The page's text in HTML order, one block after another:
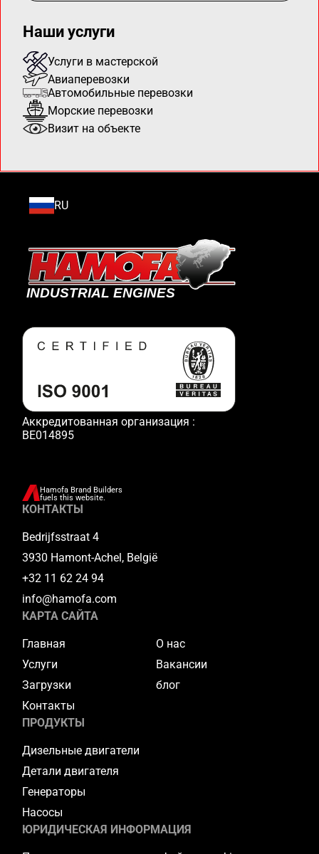
Наши услуги
Услуги в мастерской
Авиаперевозки
Автомобильные перевозки
Морские перевозки
Визит на объекте
RU
Аккредитованная организация :
BE014895
Hamofa Brand Builders
fuels this website.
КОНТАКТЫ
Bedrijfsstraat 4
3930 Hamont-Achel, België
+32 11 62 24 94
info@hamofa.com
КАРТА САЙТА
Главная
О нас
Услуги
Вакансии
Загрузки
блог
Контакты
ПРОДУКТЫ
Дизельные двигатели
Детали двигателя
Генераторы
Насосы
ЮРИДИЧЕСКАЯ ИНФОРМАЦИЯ